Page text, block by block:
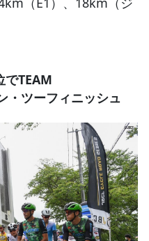
でTEAM
・ツーフィニッシュ